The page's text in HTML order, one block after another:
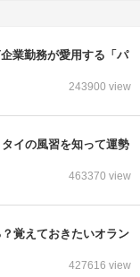
業勤務が愛用する「パ
243900 view
イの風習を知って運勢
463370 view
覚えておきたいオラン
427616 view